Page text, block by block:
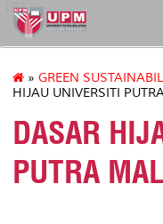
127
» GREEN
HIJAU UNIVERSITI
DASAR
PUTRA